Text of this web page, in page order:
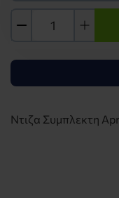
Ντιζα Συμπλεκτη